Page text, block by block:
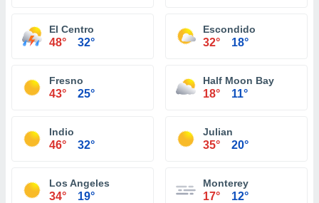
El Centro
48° 32°
Escondido
32° 18°
Fresno
43° 25°
Half Moon Bay
18° 11°
Indio
46° 32°
Julian
35° 20°
Los Angeles
34° 19°
Monterey
17° 12°